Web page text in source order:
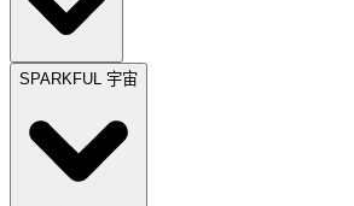
SPARKFUL 宇宙